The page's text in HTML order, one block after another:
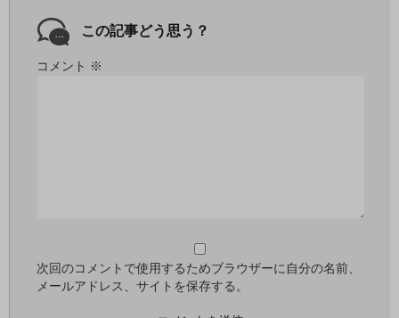
この記事どう思う？
コメント ※
次回のコメントで使用するためブラウザーに自分の名前、
メールアドレス、サイトを保存する。